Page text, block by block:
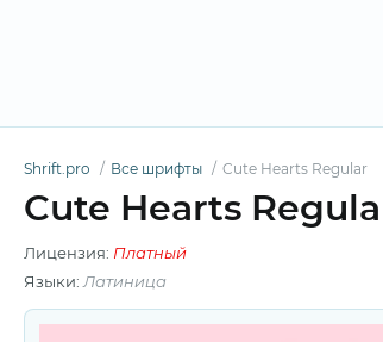
Shrift.pro Все шрифты Cute Hearts Regular
Cute Hearts
Лицензия: Платный
Языки: Латиница